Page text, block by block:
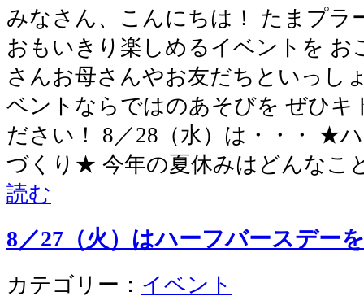
みなさん、こんにちは！ たまプラ
おもいきり楽しめるイベントを お
さんお母さんやお友だちといっし
ベントならではのあそびを ぜひキ
ださい！ 8／28（水）は・・・ ★
づくり★ 今年の夏休みはどんなこ
読む
8／27（火）はハーフバースデー
カテゴリー： イベント